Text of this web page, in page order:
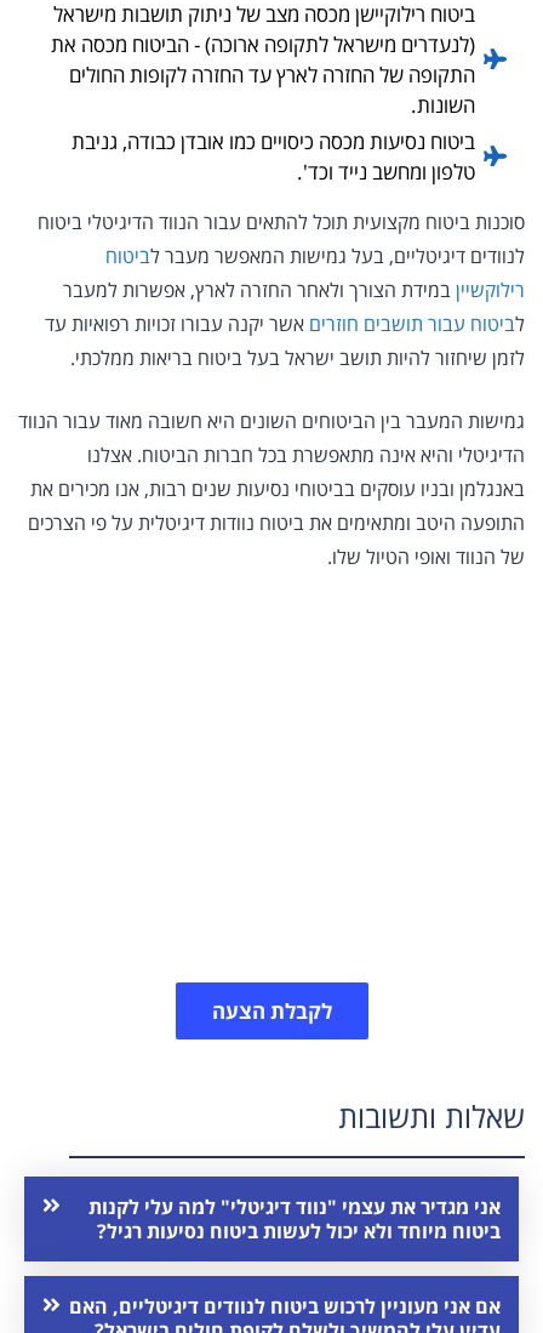
ביטוח רילוקיישן מכסה מצב של ניתוק תושבות מישראל
(לנעדרים מישראל לתקופה ארוכה) - הביטוח מכסה את
התקופה של החזרה לארץ עד החזרה לקופות החולים
השונות.
ביטוח נסיעות מכסה כיסויים כמו אובדן כבודה, גניבת
טלפון ומחשב נייד וכד'.
סוכנות ביטוח מקצועית תוכל להתאים עבור הנווד הדיגיטלי ביטוח
לנוודים דיגיטליים, בעל גמישות המאפשר מעבר לביטוח
רילוקשייןבמידת הצורך ולאחר החזרה לארץ, אפשרות למעבר
לביטוח עבור תושבים חוזרים אשר יקנה עבורו זכויות רפואיות עד
לזמן שיחזור להיות תושב ישראל בעל ביטוח בריאות ממלכתי.
גמישות המעבר בין הביטוחים השונים היא חשובה מאוד עבור הנווד
הדיגיטלי והיא אינה מתאפשרת בכל חברות הביטוח. אצלנו
באנגלמן ובניו עוסקים בביטוחי נסיעות שנים רבות, אנו מכירים את
התופעה היטב ומתאימים את ביטוח נוודות דיגיטלית על פי הצרכים
של הנווד ואופי הטיול שלו.
לקבלת הצעה
שאלות ותשובות
אני מגדיר את עצמי "נווד דיגיטלי" למה עלי לקנות
ביטוח מיוחד ולא יכול לעשות ביטוח נסיעות רגיל?
אם אני מעוניין לרכוש ביטוח לנוודים דיגיטליים, האם